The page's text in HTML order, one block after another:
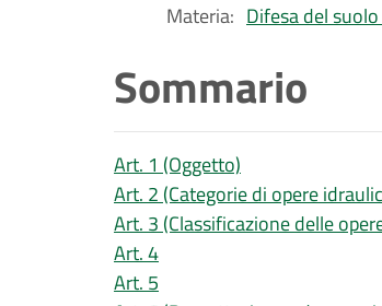
Materia: Difesa del
Sommario
Art. 1 (Oggetto)
Art. 2 (Categorie di opere
Art. 3 (Classificazione delle
Art. 4
Art. 5